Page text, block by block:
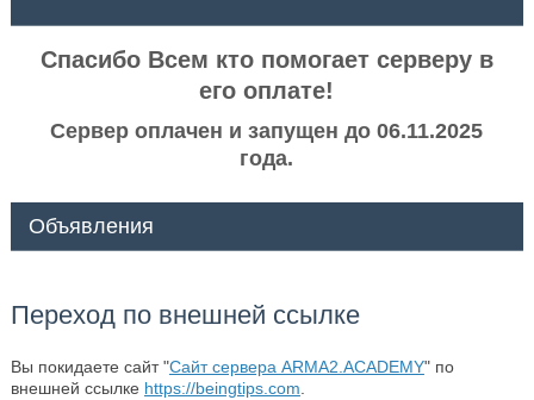
Спасибо Всем кто помогает серверу в
его оплате!
Сервер оплачен и запущен до 06.11.2025
года.
Объявления
Переход по внешней ссылке
Вы покидаете сайт "Сайт сервера ARMA2.ACADEMY" по
внешней ссылке https://beingtips.com